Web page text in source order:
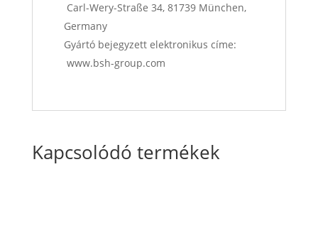
Carl-Wery-Straße 34, 81739 München,
Germany
Gyártó bejegyzett elektronikus címe:
www.bsh-group.com
Kapcsolódó termékek